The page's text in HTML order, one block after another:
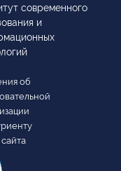
современного
и
об
сайта